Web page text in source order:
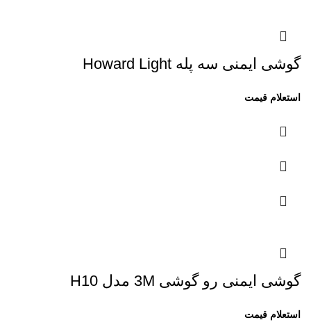
گوشی ایمنی سه پله Howard Light
گوشی ایمنی رو گوشی 3M مدل H10